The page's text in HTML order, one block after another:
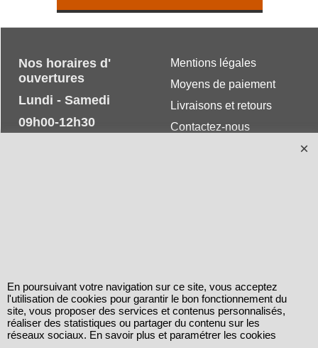
Mentions légales
Moyens de paiement
Livraisons et retours
Contactez-nous
Nos horaires d'
ouvertures
Lundi - Samedi
09h00-12h30
En poursuivant votre navigation sur ce site, vous acceptez
l'utilisation de cookies pour garantir le bon fonctionnement du
site, vous proposer des services et contenus personnalisés,
réaliser des statistiques ou partager du contenu sur les
réseaux sociaux. En savoir plus et paramétrer les cookies